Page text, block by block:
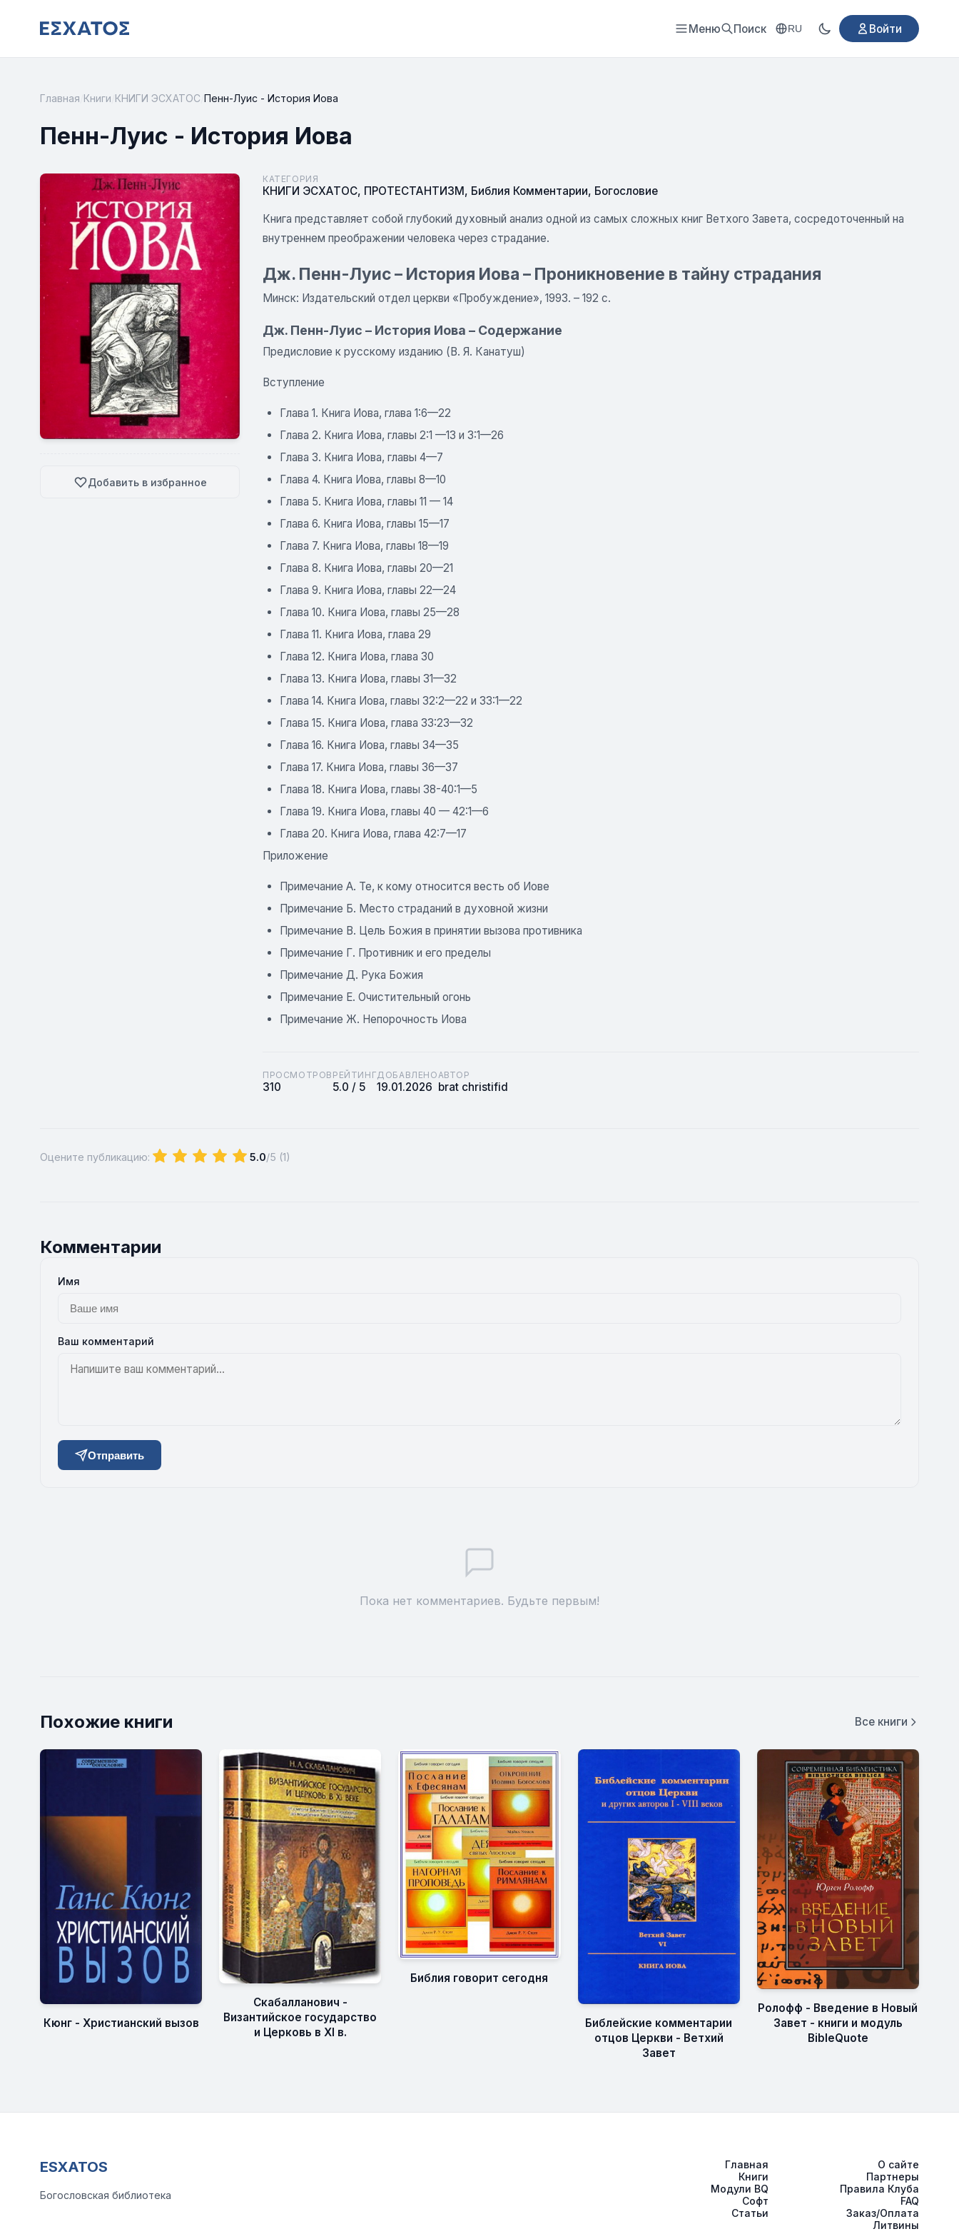
Меню Поиск RU Войти
Главная Книги КНИГИ ЭСХАТОС Пенн-Луис - История Иова
Пенн-Луис - История Иова
Добавить в избранное
КАТЕГОРИЯ
КНИГИ ЭСХАТОС, ПРОТЕСТАНТИЗМ, Библия Комментарии, Богословие
Книга представляет собой глубокий духовный анализ одной из самых сложных книг Ветхого Завета, сосредоточенный на
внутреннем преображении человека через страдание.
Дж. Пенн-Луис – История Иова – Проникновение в тайну страдания
Минск: Издательский отдел церкви «Пробуждение», 1993. – 192 с.
Дж. Пенн-Луис – История Иова – Содержание
Предисловие к русскому изданию (В. Я. Канатуш)
Вступление
Глава 1. Книга Иова, глава 1:6—22
Глава 2. Книга Иова, главы 2:1 —13 и 3:1—26
Глава 3. Книга Иова, главы 4—7
Глава 4. Книга Иова, главы 8—10
Глава 5. Книга Иова, главы 11 — 14
Глава 6. Книга Иова, главы 15—17
Глава 7. Книга Иова, главы 18—19
Глава 8. Книга Иова, главы 20—21
Глава 9. Книга Иова, главы 22—24
Глава 10. Книга Иова, главы 25—28
Глава 11. Книга Иова, глава 29
Глава 12. Книга Иова, глава 30
Глава 13. Книга Иова, главы 31—32
Глава 14. Книга Иова, главы 32:2—22 и 33:1—22
Глава 15. Книга Иова, глава 33:23—32
Глава 16. Книга Иова, главы 34—35
Глава 17. Книга Иова, главы 36—37
Глава 18. Книга Иова, главы 38-40:1—5
Глава 19. Книга Иова, главы 40 — 42:1—6
Глава 20. Книга Иова, глава 42:7—17
Приложение
Примечание А. Те, к кому относится весть об Иове
Примечание Б. Место страданий в духовной жизни
Примечание В. Цель Божия в принятии вызова противника
Примечание Г. Противник и его пределы
Примечание Д. Рука Божия
Примечание Е. Очистительный огонь
Примечание Ж. Непорочность Иова
ПРОСМОТРОВ
310
РЕЙТИНГ
5.0 / 5
ДОБАВЛЕНО
19.01.2026
АВТОР
brat christifid
Оцените публикацию: 5.0/5 (1)
Комментарии
Имя
Ваш комментарий
Отправить
Пока нет комментариев. Будьте первым!
Похожие книги Все книги
Кюнг - Христианский вызов
Скабалланович -
Византийское государство
и Церковь в XI в.
Библия говорит сегодня
Библейские комментарии
отцов Церкви - Ветхий
Завет
Ролофф - Введение в Новый
Завет - книги и модуль
BibleQuote
ESXATOS
Богословская библиотека
Главная
Книги
Модули BQ
Софт
Статьи
О сайте
Партнеры
Правила Клуба
FAQ
Заказ/Оплата
Литвины